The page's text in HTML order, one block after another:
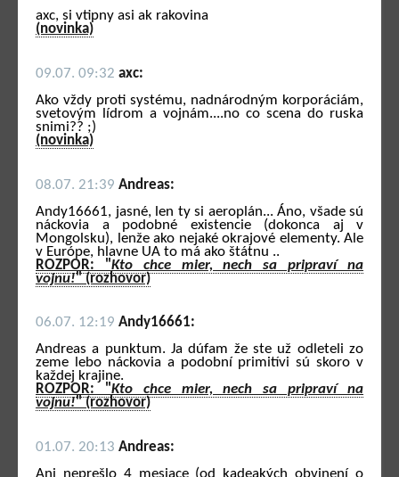
axc, si vtipny asi ak rakovina
(novinka)
09.07. 09:32 axc:
Ako vždy proti systému, nadnárodným korporáciám,
svetovým lídrom a vojnám....no co scena do ruska
snimi?? ;)
(novinka)
08.07. 21:39 Andreas:
Andy16661, jasné, len ty si aeroplán... Áno, všade sú
náckovia a podobné existencie (dokonca aj v
Mongolsku), lenže ako nejaké okrajové elementy. Ale
v Európe, hlavne UA to má ako štátnu ..
ROZPOR: "Kto chce mier, nech sa pripraví na
vojnu!" (rozhovor)
06.07. 12:19 Andy16661:
Andreas a punktum. Ja dúfam že ste už odleteli zo
zeme lebo náckovia a podobní primitívi sú skoro v
každej krajine.
ROZPOR: "Kto chce mier, nech sa pripraví na
vojnu!" (rozhovor)
01.07. 20:13 Andreas:
Ani neprešlo 4 mesiace (od kadeakých obvinení o